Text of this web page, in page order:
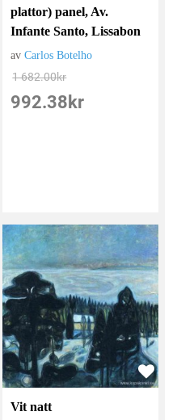
plattor) panel, Av.
Infante Santo, Lissabon
avCarlos Botelho
1 682.00kr
992.38 kr
Vit natt